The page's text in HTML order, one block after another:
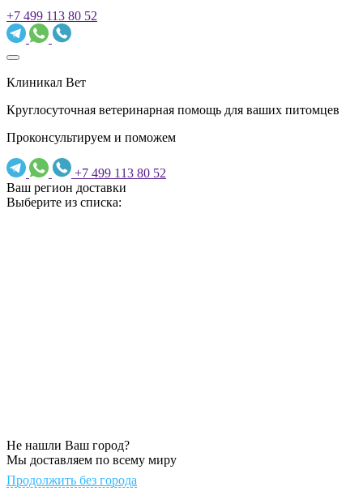
+7 499 113 80 52
Клиникал Вет
Круглосуточная ветеринарная помощь для ваших питомцев
Проконсультируем и поможем
+7 499 113 80 52
Ваш регион доставки
Выберите из списка:
Не нашли Ваш город?
Мы доставляем по всему миру
Продолжить без города